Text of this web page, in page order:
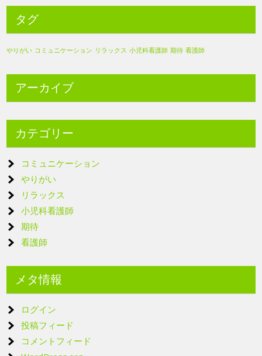
タグ
やりがい コミュニケーション リラックス 小児科看護師 期待 看護師
アーカイブ
カテゴリー
コミュニケーション
やりがい
リラックス
小児科看護師
期待
看護師
メタ情報
ログイン
投稿フィード
コメントフィード